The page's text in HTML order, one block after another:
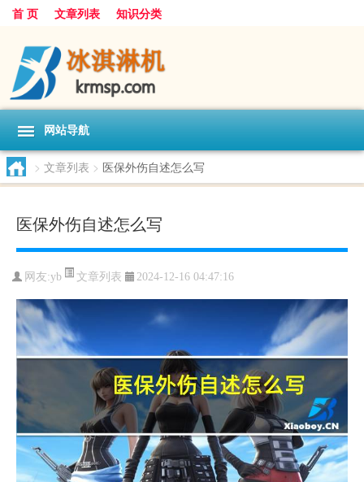
首 页 文章列表 知识分类
网站导航
> 文章列表 > 医保外伤自述怎么写
医保外伤自述怎么写
网友:yb 文章列表 2024-12-16 04:47:16